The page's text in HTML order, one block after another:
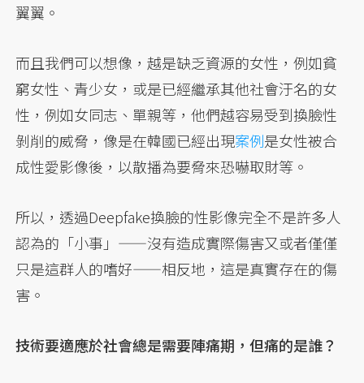
翼翼。
而且我們可以想像，越是缺乏資源的女性，例如貧
窮女性、青少女，或是已經繼承其他社會汙名的女
性，例如女同志、單親等，他們越容易受到換臉性
剝削的威脅，像是在韓國已經出現案例是女性被合
成性愛影像後，以散播為要脅來恐嚇取財等。
所以，透過Deepfake換臉的性影像完全不是許多人
認為的「小事」——沒有造成實際傷害又或者僅僅
只是這群人的嗜好——相反地，這是真實存在的傷
害。
技術要適應於社會總是需要陣痛期，但痛的是誰？